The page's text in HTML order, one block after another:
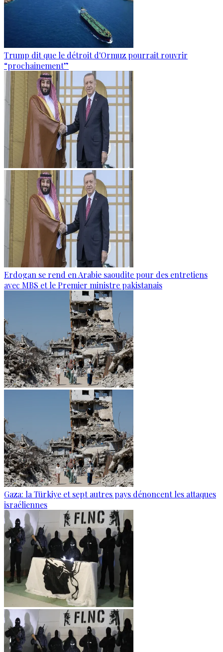
Trump dit que le détroit d'Ormuz pourrait rouvrir
“prochainement”
Erdogan se rend en Arabie saoudite pour des entretiens
avec MBS et le Premier ministre pakistanais
Gaza: la Türkiye et sept autres pays dénoncent les attaques
israéliennes